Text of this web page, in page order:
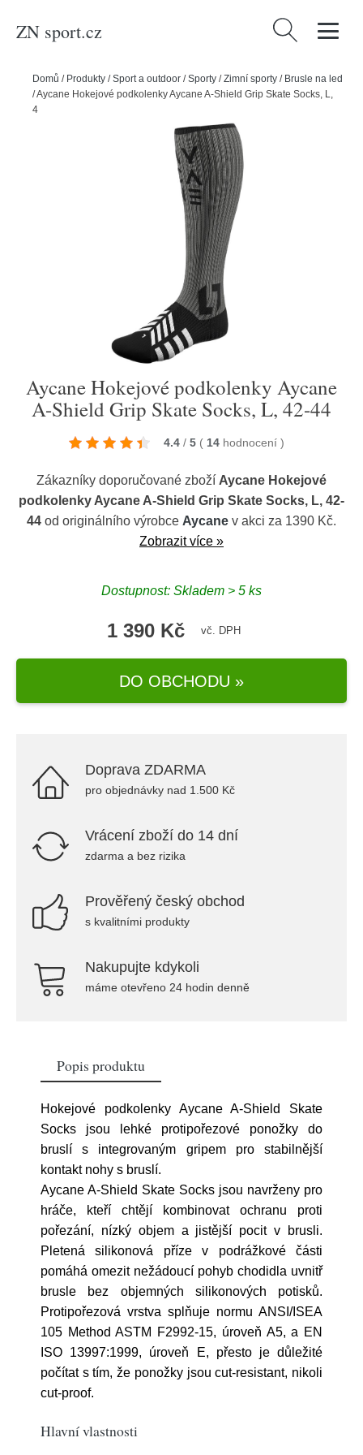
ZN sport.cz Vyhledávání
Domů / Produkty /Sport a outdoor /Sporty /Zimní sporty / Brusle na led
/Aycane Hokejové podkolenky Aycane A-Shield Grip Skate Socks, L,
42-44
Aycane Hokejové podkolenky Aycane
A-Shield Grip Skate Socks, L, 42-44
4.4 / 5 ( 14 hodnocení )
Zákazníky doporučované zboží Aycane Hokejové
podkolenky Aycane A-Shield Grip Skate Socks, L, 42-
44 od originálního výrobce Aycane v akci za 1390 Kč.
Zobrazit více »
Dostupnost: Skladem > 5 ks
1 390 Kč vč. DPH
DO OBCHODU »
Doprava ZDARMA
pro objednávky nad 1.500 Kč
Vrácení zboží do 14 dní
zdarma a bez rizika
Prověřený český obchod
s kvalitními produkty
Nakupujte kdykoli
máme otevřeno 24 hodin denně
Popis produktu
Hokejové podkolenky Aycane A-Shield Skate
Socks jsou lehké protipořezové ponožky do
bruslí s integrovaným gripem pro stabilnější
kontakt nohy s bruslí.
Aycane A-Shield Skate Socks jsou navrženy pro
hráče, kteří chtějí kombinovat ochranu proti
pořezání, nízký objem a jistější pocit v brusli.
Pletená silikonová příze v podrážkové části
pomáhá omezit nežádoucí pohyb chodidla uvnitř
brusle bez objemných silikonových potisků.
Protipořezová vrstva splňuje normu ANSI/ISEA
105 Method ASTM F2992-15, úroveň A5, a EN
ISO 13997:1999, úroveň E, přesto je důležité
počítat s tím, že ponožky jsou cut-resistant, nikoli
cut-proof.
Hlavní vlastnosti